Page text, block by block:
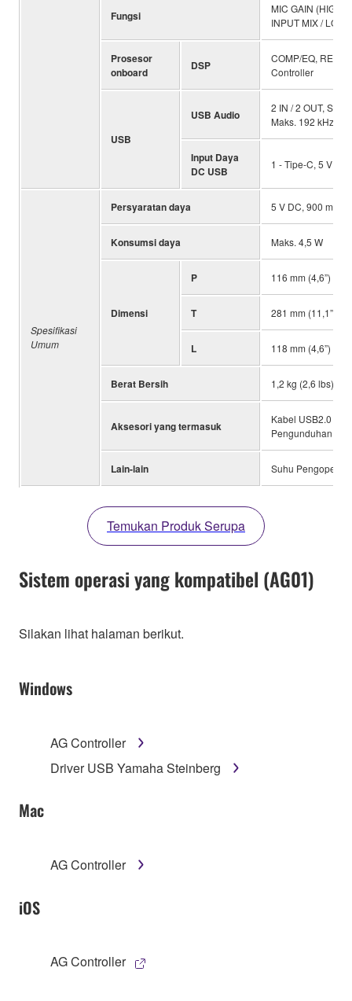
Fungsi
MIC GAIN (HIGH /
INPUT MIX /
Prosesor
onboard
DSP
COMP/EQ,
Controller
USB
USB Audio
2 IN / 2 OUT,
Maks. 192 kHz,
Input Daya
DC USB
1 - Tipe-C, 5 V
Spesifikasi
Umum
Persyaratan daya 5 V DC, 900 mA
Konsumsi daya Maks. 4,5 W
Dimensi
P 116 mm (4,6”)
T 281 mm (11,1”)
L 118 mm (4,6”)
Berat Bersih 1,2 kg (2,6 lbs)
Aksesori yang termasuk
Kabel USB2.0
Pengunduhan
Lain-lain Suhu
Temukan Produk Serupa
Sistem operasi yang kompatibel (AG01)
Silakan lihat halaman berikut.
Windows
AG Controller
Driver USB Yamaha Steinberg
Mac
AG Controller
iOS
AG Controller